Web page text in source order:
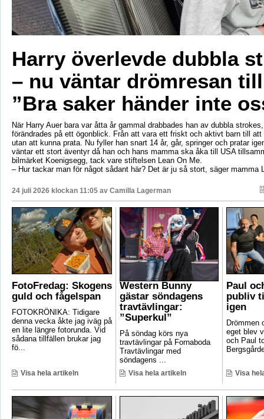
Harry överlevde dubbla
– nu väntar drömresan
”Bra saker händer inte
När Harry Auer bara var åtta år gammal drabbades han av dubbla
förändrades på ett ögonblick. Från att vara ett friskt och aktivt barn till
utan att kunna prata. Nu fyller han snart 14 år, går, springer och pratar
väntar ett stort äventyr då han och hans mamma ska åka till USA
bilmärket Koenigsegg, tack vare stiftelsen Lean On Me.
– Hur tackar man för något sådant här? Det är ju så stort, säger mamma
24 juli 2026 klockan 11:05 av Camilla Lagerman
FotoFredag: Skogens
guld och fågelspan
FOTOKRÖNIKA: Tidigare
denna vecka åkte jag iväg på
en lite längre fotorunda. Vid
sådana tillfällen brukar jag
fö...
Visa hela artikeln
Western Bunny
gästar söndagens
travtävlingar:
”Superkul”
På söndag körs nya
travtävlingar på Fornaboda
Travtävlingar med
söndagens ...
Visa hela artikeln
Paul
publiv
igen
Drömmen
eget blev
och Paul
Visa